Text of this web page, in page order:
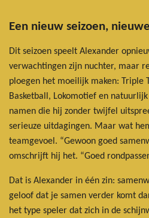
Een nieuw seizoen,
Dit seizoen speelt Alexander
verwachtingen zijn nuchter, maar
ploegen het moeilijk maken: Triple
Basketball, Lokomotief en
namen die hij zonder twijfel
serieuze uitdagingen. Maar wat
teamgevoel. “Gewoon goed
omschrijft hij het. “Goed
Dat is Alexander in één zin:
geloof dat je samen verder komt
het type speler dat zich in de